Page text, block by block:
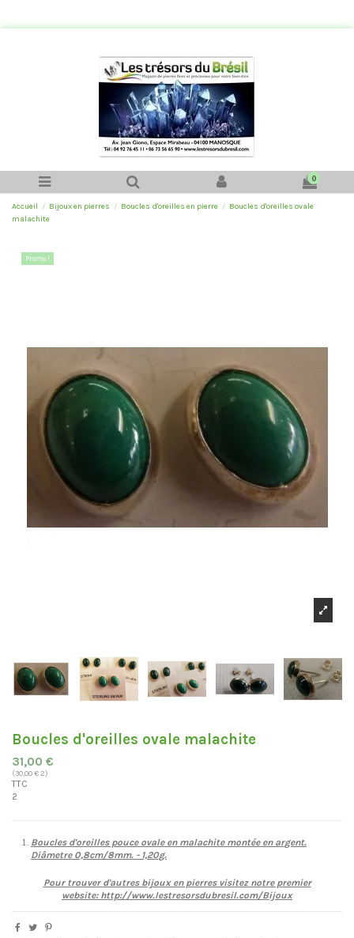
0
Accueil Bijoux en pierres Boucles d'oreilles en pierre
Boucles d'oreilles ovale
malachite
Promo !
Boucles d'oreilles ovale malachite
31,00 €
(30,00 € 2)
TTC
2
Boucles d'oreilles pouce ovale en malachite montée en argent.
Diâmetre 0,8cm/8mm. - 1,20g.
Pour trouver d'autres bijoux en pierres visitez notre premier
website: http://www.lestresorsdubresil.com/Bijoux